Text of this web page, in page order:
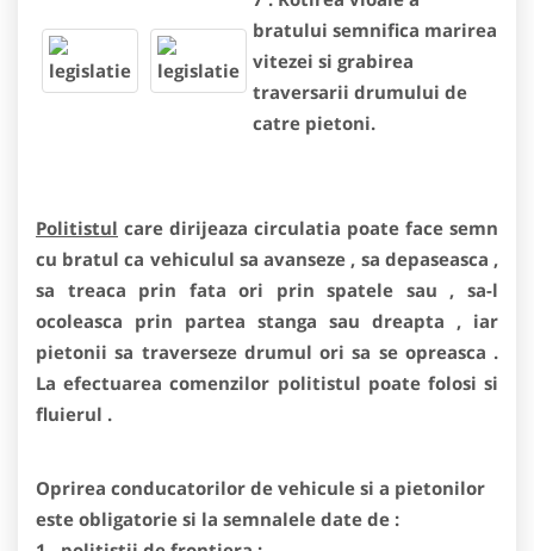
bratului semnifica marirea
vitezei si grabirea
traversarii drumului de
catre pietoni.
Politistul care dirijeaza circulatia poate face semn
cu bratul ca vehiculul sa avanseze , sa depaseasca ,
sa treaca prin fata ori prin spatele sau , sa-l
ocoleasca prin partea stanga sau dreapta , iar
pietonii sa traverseze drumul ori sa se opreasca .
La efectuarea comenzilor politistul poate folosi si
fluierul .
Oprirea conducatorilor de vehicule si a pietonilor
este obligatorie si la semnalele date de :